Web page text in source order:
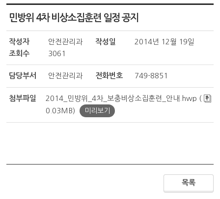
민방위 4차 비상소집훈련 일정 공지
작성자 안전관리과 작성일
2014년 12월 19일
조회수
3061
담당부서 안전관리과 전화번호 749-8851
첨부파일
2014_민방위_4차_보충비상소집훈련_안내.hwp (
0.03MB)
미리보기
목록